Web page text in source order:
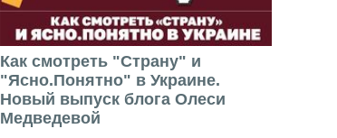
Как смотреть "Страну" и
"Ясно.Понятно" в Украине.
Новый выпуск блога Олеси
Медведевой